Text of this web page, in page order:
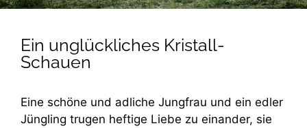
Ein unglückliches Kristall-
Schauen
Eine schöne und adliche Jungfrau und ein edler
Jüngling trugen heftige Liebe zu einander, sie